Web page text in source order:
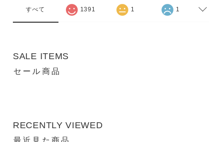
すべて 1391 1 1
SALE ITEMS
セール商品
RECENTLY VIEWED